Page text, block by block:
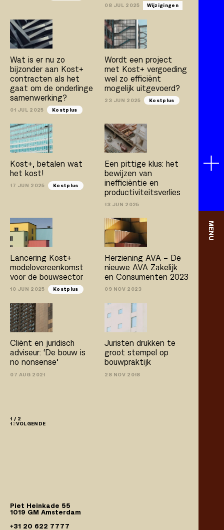
MENU
08 JUL 2025 Wijzigingen
Wat is er nu zo
bijzonder aan Kost+
contracten als het
gaat om de onderlinge
samenwerking?
01 JUL 2025 Kostplus
Wordt een project
met Kost+ vergoeding
wel zo efficiënt
mogelijk uitgevoerd?
23 JUN 2025 Kostplus
Kost+, betalen wat
het kost!
17 JUN 2025 Kostplus
Een pittige klus: het
bewijzen van
inefficiëntie en
productiviteitsverlies
13 JUN 2025
Lancering Kost+
modelovereenkomst
voor de bouwsector
10 JUN 2025 Kostplus
Herziening AVA – De
nieuwe AVA Zakelijk
en Consumenten 2023
09 NOV 2023
Cliënt en juridisch
adviseur: ‘De bouw is
no­ nonsense’
07 AUG 2021
Juristen drukken te
groot stempel op
bouwpraktijk
28 NOV 2018
1 / 2
12VOLGENDE
Piet Heinkade 55
1019 GM Amsterdam
+31 20 622 7777